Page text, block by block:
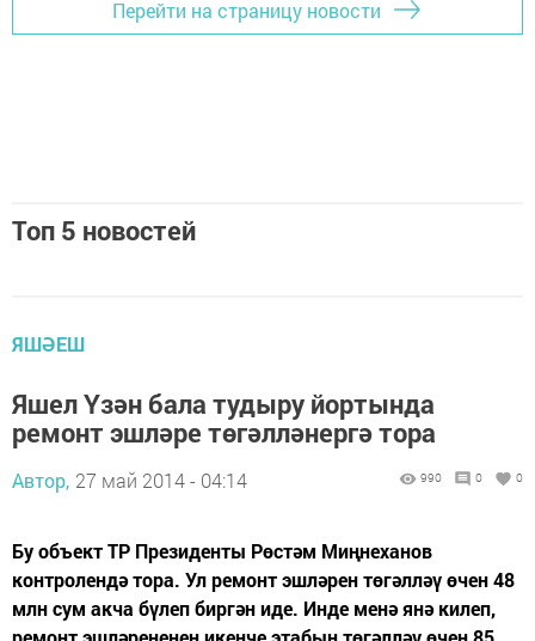
Перейти на страницу новости
Топ 5 новостей
ЯШӘЕШ
Яшел Үзән бала тудыру йортында
ремонт эшләре төгәлләнергә тора
Автор, 27 май 2014 - 04:14 990 0 0
Бу объект ТР Президенты Рөстәм Миңнеханов
контролендә тора. Ул ремонт эшләрен төгәлләү өчен 48
млн сум акча бүлеп биргән иде. Инде менә янә килеп,